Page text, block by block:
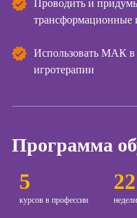
Проводить и
трансформационные
Использовать МАК в
игротерапии
5
курсов в профессии
22
Программа